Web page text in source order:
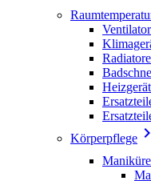
Körperpflege 